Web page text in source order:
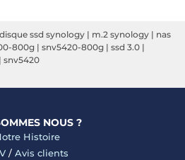
disque ssd synology | m.2 synology | nas
800g | snv5420-800g | ssd 3.0 |
| snv5420
NOUS ?
Histoire
/ Avis clients